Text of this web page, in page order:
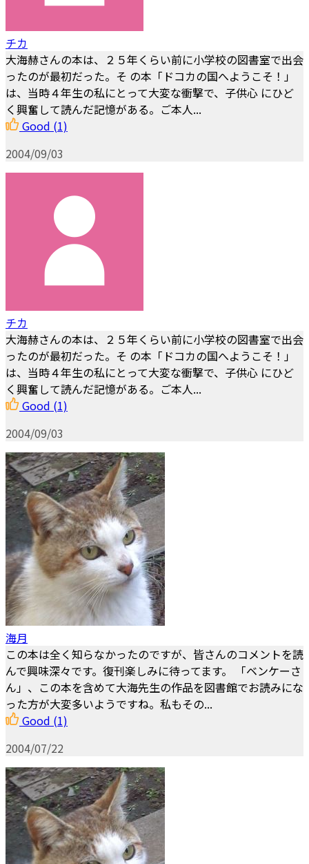
チカ
大海赫さんの本は、２５年くらい前に小学校の図書室で出会
ったのが最初だった。そ の本「ドコカの国へようこそ！」
は、当時４年生の私にとって大変な衝撃で、子供心 にひど
く興奮して読んだ記憶がある。ご本人...
Good (1)
2004/09/03
チカ
大海赫さんの本は、２５年くらい前に小学校の図書室で出会
ったのが最初だった。そ の本「ドコカの国へようこそ！」
は、当時４年生の私にとって大変な衝撃で、子供心 にひど
く興奮して読んだ記憶がある。ご本人...
Good (1)
2004/09/03
海月
この本は全く知らなかったのですが、皆さんのコメントを読
んで興味深々です。復刊楽しみに待ってます。 「ベンケーさ
ん」、この本を含めて大海先生の作品を図書館でお読みにな
った方が大変多いようですね。私もその...
Good (1)
2004/07/22